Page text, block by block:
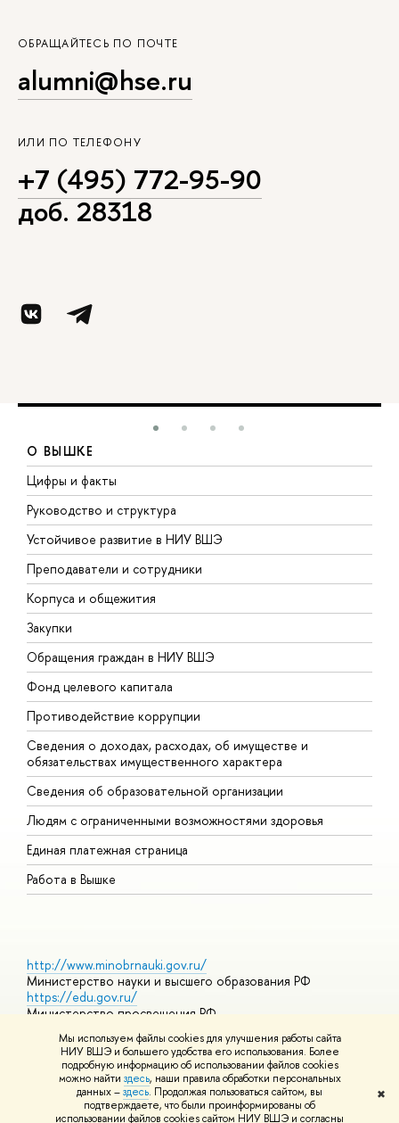
Мы используем файлы cookies для улучшения работы сайта
НИУ ВШЭ и большего удобства его использования. Более
подробную информацию об использовании файлов cookies
можно найти здесь, наши правила обработки персональных
данных –здесь. Продолжая пользоваться сайтом, вы
подтверждаете, что были проинформированы об
использовании файлов cookies сайтом НИУ ВШЭ и согласны
✖
ОБРАЩАЙТЕСЬ ПО ПОЧТЕ
alumni@hse.ru
ИЛИ ПО ТЕЛЕФОНУ
+7 (495) 772-95-90
доб. 28318
О ВЫШКЕ
Цифры и факты
Руководство и структура
Устойчивое развитие в НИУ ВШЭ
Преподаватели и сотрудники
Корпуса и общежития
Закупки
Обращения граждан в НИУ ВШЭ
Фонд целевого капитала
Противодействие коррупции
Сведения о доходах, расходах, об имуществе и
обязательствах имущественного характера
Сведения об образовательной организации
Людям с ограниченными возможностями здоровья
Единая платежная страница
Работа в Вышке
http://www.minobrnauki.gov.ru/
Министерство науки и высшего образования РФ
https://edu.gov.ru/
Министерство просвещения РФ
https://elearning.hse.ru/mooc
Массовые открытые онлайн-курсы
© НИУ ВШЭ 1993–2026 Адреса и контактыУсловия
использования материалов Политика конфиденциальности